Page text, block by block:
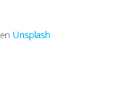
en Unsplash